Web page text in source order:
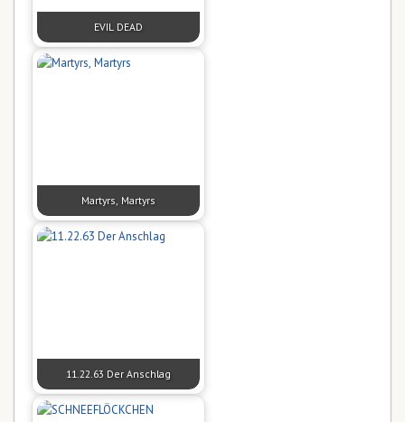
EVIL DEAD
Martyrs, Martyrs
11.22.63 Der Anschlag